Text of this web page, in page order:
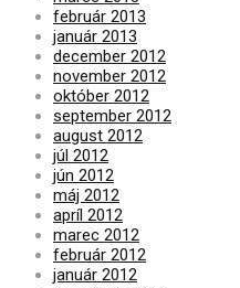
február 2013
január 2013
december 2012
november 2012
október 2012
september 2012
august 2012
júl 2012
jún 2012
máj 2012
apríl 2012
marec 2012
február 2012
január 2012